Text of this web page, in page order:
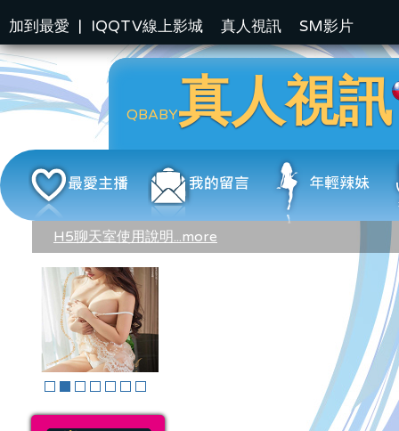
加到最愛 | IQQTV線上影城 真人視訊 SM影片
QBABY真人視訊
H5聊天室使用說明...more